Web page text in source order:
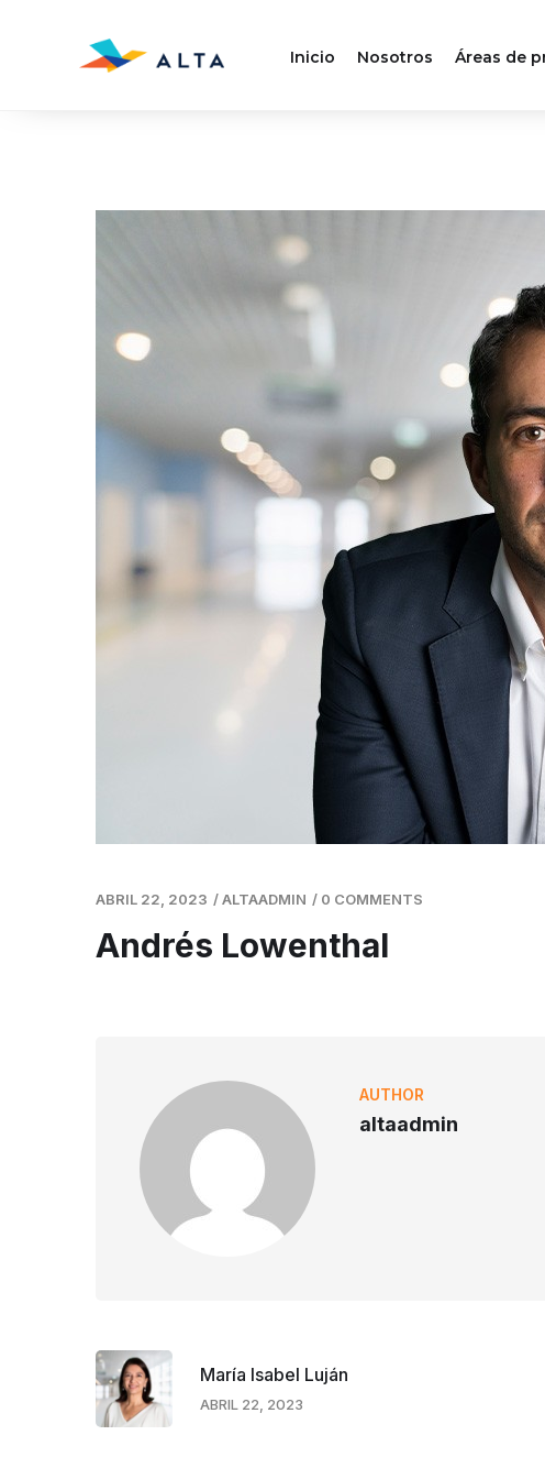
Inicio Nosotros Áreas de
ABRIL 22, 2023 /ALTAADMIN / 0 COMMENTS
Andrés Lowenthal
AUTHOR
altaadmin
María Isabel Luján
ABRIL 22, 2023